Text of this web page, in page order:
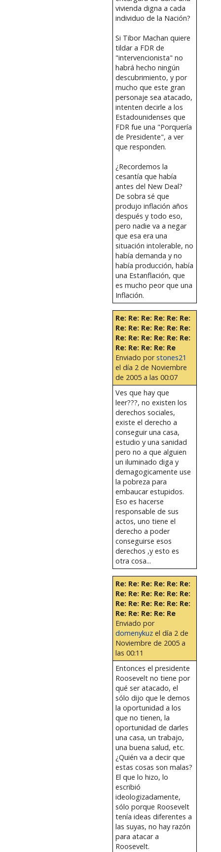
vivienda digna a cada
individuo de la Nación?
Si Tibor Machan quiere
tildar a FDR de
"intervencionista" no
habrá hecho ningún
descubrimiento, y por
mucho que este gran
personaje sea atacado,
intenten decirle a los
Estadounidenses que
FDR fue una "Porquería
de Presidente", a ver
que responden.
¿Recordemos la
cesantía que había
antes del New Deal?
De sobra sé que
produjo inflación años
después y todo eso,
pero nadie va a negar
que esa era una
situación intolerable, no
había demanda y no
había producción, había
una Estanflación, que
es mucho peor que una
Inflación.
Re: Re: Re: Re: Re: Re:
Re: Re: Re: Re: Re: Re:
Re: Re: Re: Re: Re: Re:
Re: Re: Re: Re: Re
Enviado porstones21
el día 2 de Noviembre
de 2005 a las 00:07
Ves que hay que
leer???, no existen los
derechos sociales,
existe el derecho a
conseguir una casa,
estudio y una sanidad
pero no a que alguien
un iluminado diga y
demagogicamente use
la pobreza para
embaucar estupidos.
Eso es hacerse
responsable de sus
actos, uno tiene el
derecho a poder
conseguirse esos
derechos ,y esto es
otra cosa...
Re: Re: Re: Re: Re: Re:
Re: Re: Re: Re: Re: Re:
Re: Re: Re: Re: Re: Re:
Re: Re: Re: Re: Re
Enviado por
domenykuzel día 2 de
Noviembre de 2005 a
las 00:11
Entonces el presidente
Roosevelt no tiene por
qué ser atacado, el
sólo dijo que le demos
la oportunidad a los
que no tienen, la
oportunidad de darles
una casa, un trabajo,
una buena salud, etc.
¿Quién va a decir que
estas cosas son malas?
El que lo hizo, lo
escribió
ideologizadamente,
sólo porque Roosevelt
tenía ideas diferentes a
las suyas, no hay razón
para atacar a
Roosevelt.